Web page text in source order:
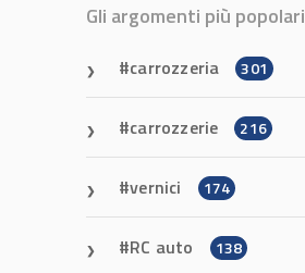
Gli argomenti più popolari
carrozzeria 301
carrozzerie 216
vernici 174
RC auto 138